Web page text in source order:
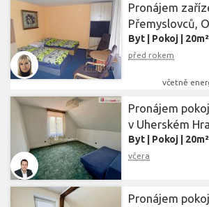
Vše Byty
Lokalita Lokalita
Cena
Pronájem
Přemyslovců,
Byt Pokoj 20m²
před rokem
včetně
Pronájem
v Uherském
Byt Pokoj 20m²
včera
Pronájem